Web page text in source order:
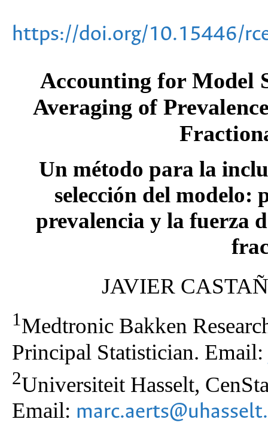
https://doi.org/10.15446/
Accounting for Model
Averaging of
Un método para la
selección del modelo:
prevalencia y la fuerza
JAVIER
1Medtronic Bakken
Principal Statistician. Email:
2Universiteit Hasselt,
Email: